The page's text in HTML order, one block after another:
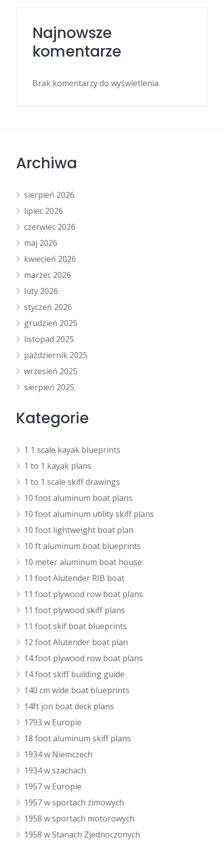
Najnowsze
komentarze
Brak komentarzy do wyświetlenia.
Archiwa
sierpień 2026
lipiec 2026
czerwiec 2026
maj 2026
kwiecień 2026
marzec 2026
luty 2026
styczeń 2026
grudzień 2025
listopad 2025
październik 2025
wrzesień 2025
sierpień 2025
Kategorie
1 1 scale kayak blueprints
1 to 1 kayak plans
1 to 1 scale skiff drawings
10 foot aluminum boat plans
10 foot aluminum utility skiff plans
10 foot lightweight boat plan
10 ft aluminum boat blueprints
10 meter aluminum boat house
11 foot Alutender RIB boat
11 foot plywood row boat plans
11 foot plywood skiff plans
11 foot skif boat blueprints
12 foot Alutender boat plan
14 foot plywood row boat plans
14 foot skiff building guide
140 cm wide boat blueprints
14ft jon boat deck plans
1793 w Europie
18 foot aluminum skiff plans
1934 w Niemczech
1934 w szachach
1957 w Europie
1957 w sportach zimowych
1958 w sportach motorowych
1958 w Stanach Zjednoczonych